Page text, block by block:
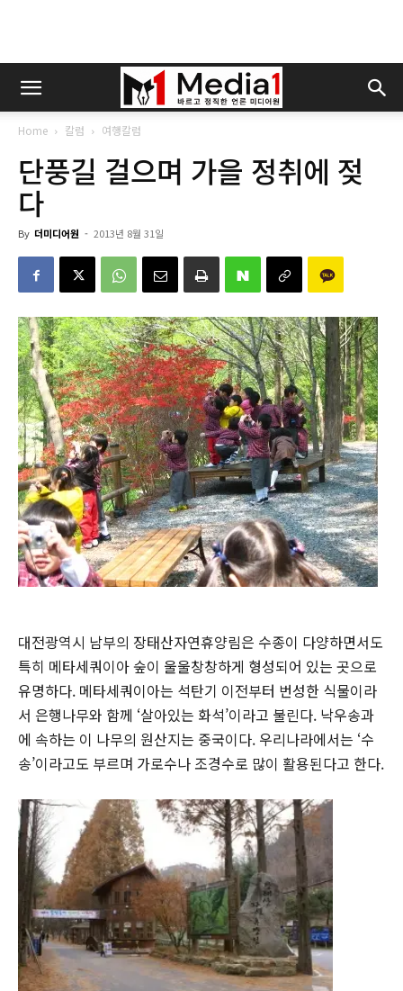
Home 칼럼 여행칼럼
단풍길 걸으며 가을 정취에 젖
다
By 더미디어원 - 2013년 8월 31일
대전광역시 남부의 장태산자연휴양림은 수종이 다양하면서도
특히 메타세쿼이아 숲이 울울창창하게 형성되어 있는 곳으로
유명하다. 메타세쿼이아는 석탄기 이전부터 번성한 식물이라
서 은행나무와 함께 ‘살아있는 화석’이라고 불린다. 낙우송과
에 속하는 이 나무의 원산지는 중국이다. 우리나라에서는 ‘수
송’이라고도 부르며 가로수나 조경수로 많이 활용된다고 한다.